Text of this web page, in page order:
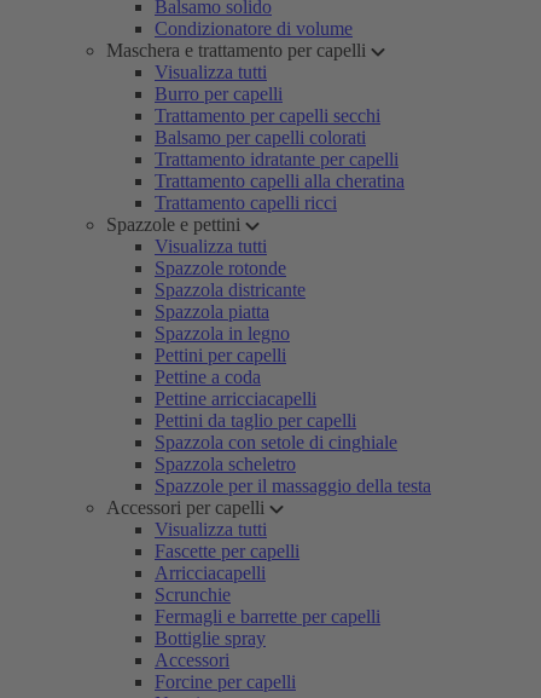
Balsamo solido
Condizionatore di volume
Maschera e trattamento per capelli
Visualizza tutti
Burro per capelli
Trattamento per capelli secchi
Balsamo per capelli colorati
Trattamento idratante per capelli
Trattamento capelli alla cheratina
Trattamento capelli ricci
Spazzole e pettini
Visualizza tutti
Spazzole rotonde
Spazzola districante
Spazzola piatta
Spazzola in legno
Pettini per capelli
Pettine a coda
Pettine arricciacapelli
Pettini da taglio per capelli
Spazzola con setole di cinghiale
Spazzola scheletro
Spazzole per il massaggio della testa
Accessori per capelli
Visualizza tutti
Fascette per capelli
Arricciacapelli
Scrunchie
Fermagli e barrette per capelli
Bottiglie spray
Accessori
Forcine per capelli